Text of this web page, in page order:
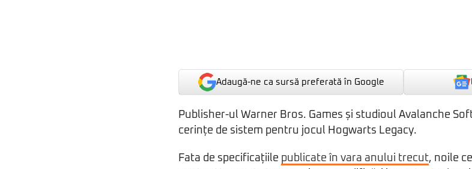
Adaugă-ne ca sursă preferată în Google
Publisher-ul Warner Bros. Games și studioul Avalanche
cerințe de sistem pentru jocul Hogwarts Legacy.
Fata de specificațiile publicate în vara anului trecut, noile